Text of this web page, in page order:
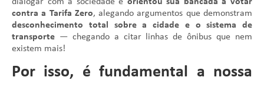
contra a Tarifa Zero, alegando argumentos que demonstram
desconhecimento total sobre a cidade e o sistema de
transporte — chegando a citar linhas de ônibus que nem
existem mais!
Por isso, é fundamental a nossa